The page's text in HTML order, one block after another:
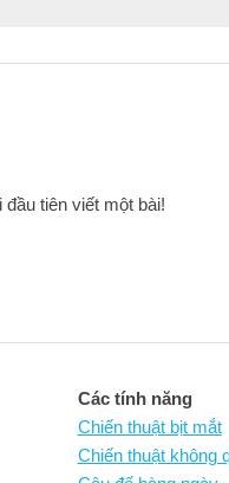
tiên viết một bài!
Các tính năng
Chiến thuật bịt mắt
Chiến thuật không